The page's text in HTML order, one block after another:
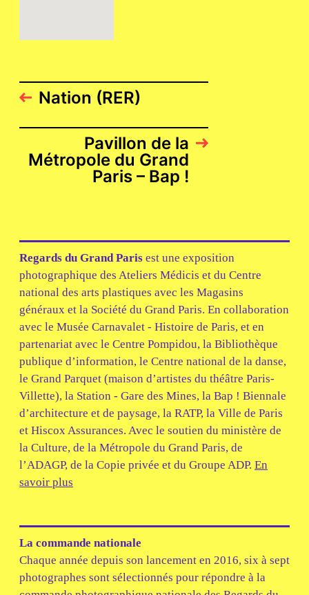
Nation (RER)
Pavillon de la
Métropole du Grand
Paris – Bap !
Regards du Grand Paris est une exposition
photographique des Ateliers Médicis et du Centre
national des arts plastiques avec les Magasins
généraux et la Société du Grand Paris. En collaboration
avec le Musée Carnavalet - Histoire de Paris, et en
partenariat avec le Centre Pompidou, la Bibliothèque
publique d’information, le Centre national de la danse,
le Grand Parquet (maison d’artistes du théâtre Paris-
Villette), la Station - Gare des Mines, la Bap ! Biennale
d’architecture et de paysage, la RATP, la Ville de Paris
et Hiscox Assurances. Avec le soutien du ministère de
la Culture, de la Métropole du Grand Paris, de
l’ADAGP, de la Copie privée et du Groupe ADP. En
savoir plus
La commande nationale
Chaque année depuis son lancement en 2016, six à sept
photographes sont sélectionnés pour répondre à la